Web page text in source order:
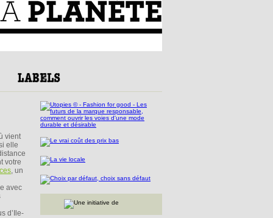
vient
elle
votre
, un
avec
d’Ile-